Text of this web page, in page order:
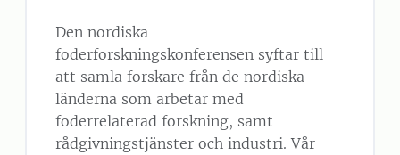
Den nordiska
foderforskningskonferensen syftar till
att samla forskare från de nordiska
länderna som arbetar med
foderrelaterad forskning, samt
rådgivningstjänster och industri. Vår